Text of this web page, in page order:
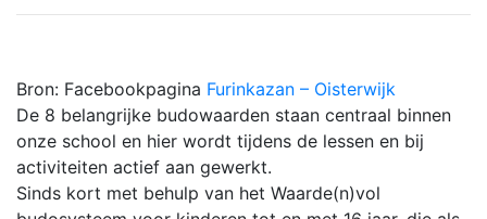
Bron: Facebookpagina Furinkazan – Oisterwijk
De 8 belangrijke budowaarden staan centraal binnen
onze school en hier wordt tijdens de lessen en bij
activiteiten actief aan gewerkt.
Sinds kort met behulp van het Waarde(n)vol